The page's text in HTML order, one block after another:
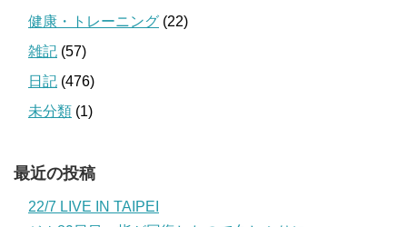
健康・トレーニング (22)
雑記 (57)
日記 (476)
未分類 (1)
最近の投稿
22/7 LIVE IN TAIPEI